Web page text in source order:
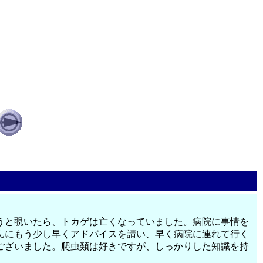
覗いたら、トカゲは亡くなっていました。病院に事情を
もう少し早くアドバイスを請い、早く病院に連れて行く
いました。爬虫類は好きですが、しっかりした知識を持